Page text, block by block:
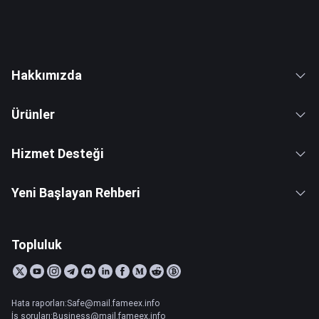
Hakkımızda
Ürünler
Hizmet Desteği
Yeni Başlayan Rehberi
Topluluk
Hata raporları:Safe@mail.fameex.info
İş soruları:Business@mail.fameex.info